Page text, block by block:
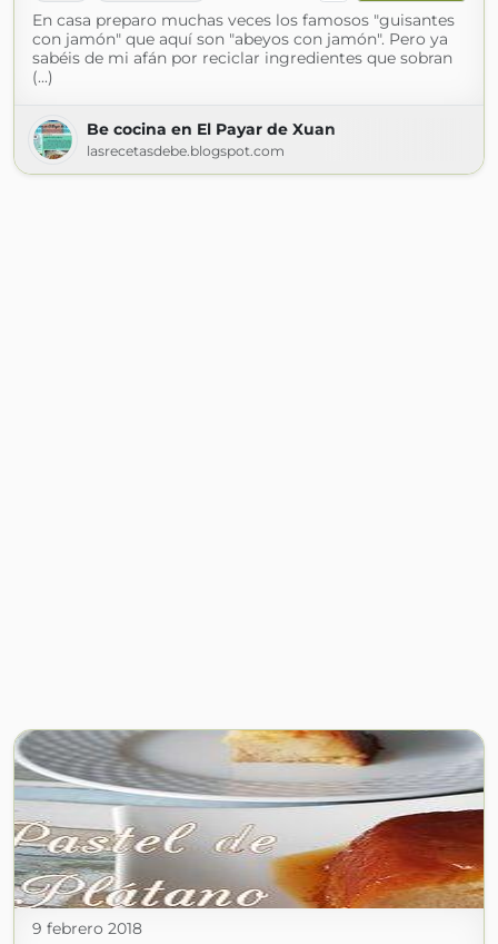
En casa preparo muchas veces los famosos "guisantes
con jamón" que aquí son "abeyos con jamón". Pero ya
sabéis de mi afán por reciclar ingredientes que sobran
(...)
Be cocina en El Payar de Xuan
lasrecetasdebe.blogspot.com
9 febrero 2018